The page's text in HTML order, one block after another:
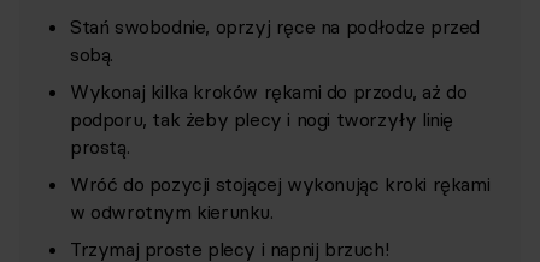
Stań swobodnie, oprzyj ręce na podłodze przed
sobą.
Wykonaj kilka kroków rękami do przodu, aż do
podporu, tak żeby plecy i nogi tworzyły linię
prostą.
Wróć do pozycji stojącej wykonując kroki rękami
w odwrotnym kierunku.
Trzymaj proste plecy i napnij brzuch!